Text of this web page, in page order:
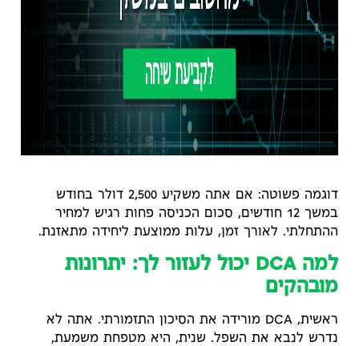
דוגמה פשוטה: אם אתה משקיע 2,500 דולר בחודש
במשך 12 חודשים, סכום הכניסה פחות רגיש למחיר
ההתחלתי. לאורך זמן, עלות ממוצעת ליחידה מתאזנת.
למה DCA יכול לעזור לך: יתרונות
מובהקים
ראשית, DCA מורידה את הסיכון התזמורתי. אתה לא
נדרש לנבא את השפל. שנית, היא מטפחת משמעת,